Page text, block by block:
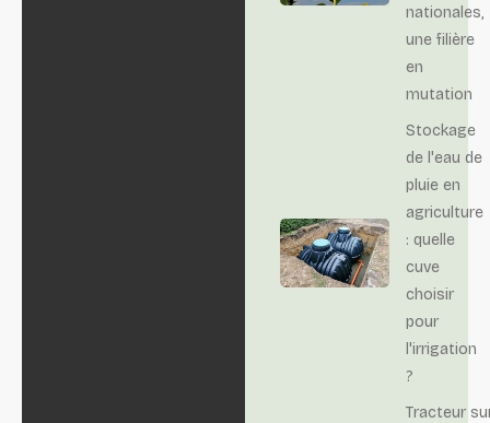
nationales,
une filière
en
mutation
Stockage
de l'eau de
pluie en
agriculture
: quelle
cuve
choisir
pour
l'irrigation
?
Tracteur